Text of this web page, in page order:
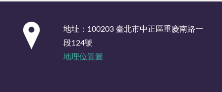
地址：100203 臺北市中正區重慶南路一
段124號
地理位置圖